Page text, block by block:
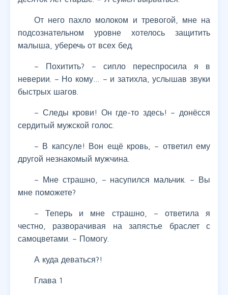
От него пахло молоком и тревогой, мне на
подсознательном уровне хотелось защитить
малыша, уберечь от всех бед.
– Похитить? – сипло переспросила я в
неверии. – Но кому… – и затихла, услышав звуки
быстрых шагов.
– Следы крови! Он где-то здесь! – донёсся
сердитый мужской голос.
– В капсуле! Вон ещё кровь, – ответил ему
другой незнакомый мужчина.
– Мне страшно, – насупился мальчик. – Вы
мне поможете?
– Теперь и мне страшно, – ответила я
честно, разворачивая на запястье браслет с
самоцветами. – Помогу.
А куда деваться?!
Глава 1